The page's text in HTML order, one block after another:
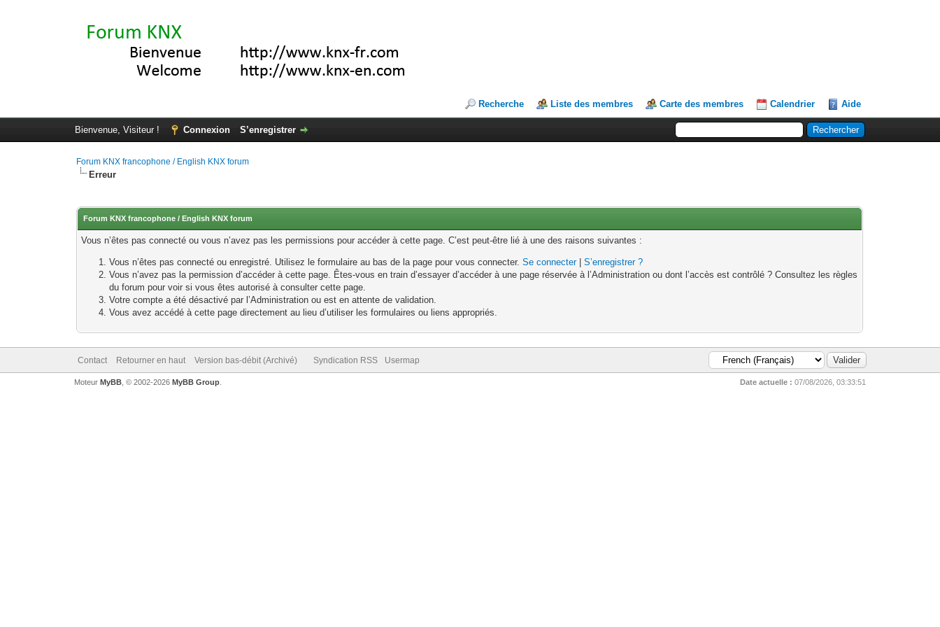
Recherche Liste des membres Carte des membres Calendrier Aide
Bienvenue, Visiteur ! Connexion S’enregistrer
Forum KNX francophone / English KNX forum
Erreur
Forum KNX francophone / English KNX forum
Vous n’êtes pas connecté ou vous n’avez pas les permissions pour accéder à cette page. C’est peut-être lié à une des raisons suivantes :
Vous n’êtes pas connecté ou enregistré. Utilisez le formulaire au bas de la page pour vous connecter.Se connecter|S’enregistrer ?
Vous n’avez pas la permission d’accéder à cette page. Êtes-vous en train d’essayer d’accéder à une page réservée à l’Administration ou dont l’accès est contrôlé ? Consultez les règles
du forum pour voir si vous êtes autorisé à consulter cette page.
Votre compte a été désactivé par l’Administration ou est en attente de validation.
Vous avez accédé à cette page directement au lieu d’utiliser les formulaires ou liens appropriés.
Contact Retourner en haut Version bas-débit (Archivé) Syndication RSS Usermap
Date actuelle : 07/08/2026, 03:33:51
Moteur MyBB, © 2002-2026 MyBB Group.